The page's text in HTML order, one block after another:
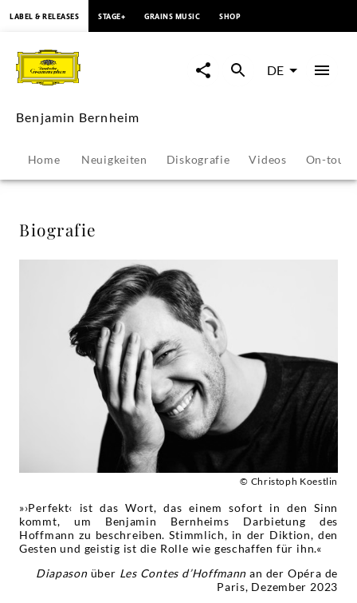
Benjamin
Bernheim
Biografie
|
Deutsche
Grammophon
LABEL & RELEASES STAGE+ GRAINS MUSIC SHOP
DE
Benjamin Bernheim
Home Neuigkeiten Diskografie Videos On-tour
Biografie
© Christoph Koestlin
»›Perfekt‹ ist das Wort, das einem sofort in den Sinn
kommt, um Benjamin Bernheims Darbietung des
Hoffmann zu beschreiben. Stimmlich, in der Diktion, den
Gesten und geistig ist die Rolle wie geschaffen für ihn.«
Diapasonüber Les Contes d’Hoffmann an der Opéra de
Paris, Dezember 2023